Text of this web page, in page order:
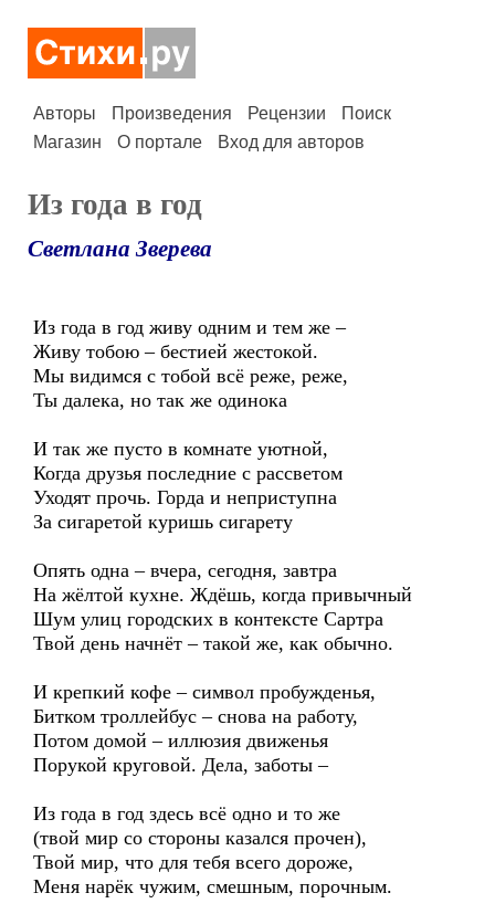
Авторы Произведения Рецензии
Поиск
Магазин
О портале Вход для авторов
Из года в год
Светлана Зверева
Из года в год живу одним и тем же –
Живу тобою – бестией жестокой.
Мы видимся с тобой всё реже, реже,
Ты далека, но так же одинока
И так же пусто в комнате уютной,
Когда друзья последние с рассветом
Уходят прочь. Горда и неприступна
За сигаретой куришь сигарету
Опять одна – вчера, сегодня, завтра
На жёлтой кухне. Ждёшь, когда привычный
Шум улиц городских в контексте Сартра
Твой день начнёт – такой же, как обычно.
И крепкий кофе – символ пробужденья,
Битком троллейбус – снова на работу,
Потом домой – иллюзия движенья
Порукой круговой. Дела, заботы –
Из года в год здесь всё одно и то же
(твой мир со стороны казался прочен),
Твой мир, что для тебя всего дороже,
Меня нарёк чужим, смешным, порочным.